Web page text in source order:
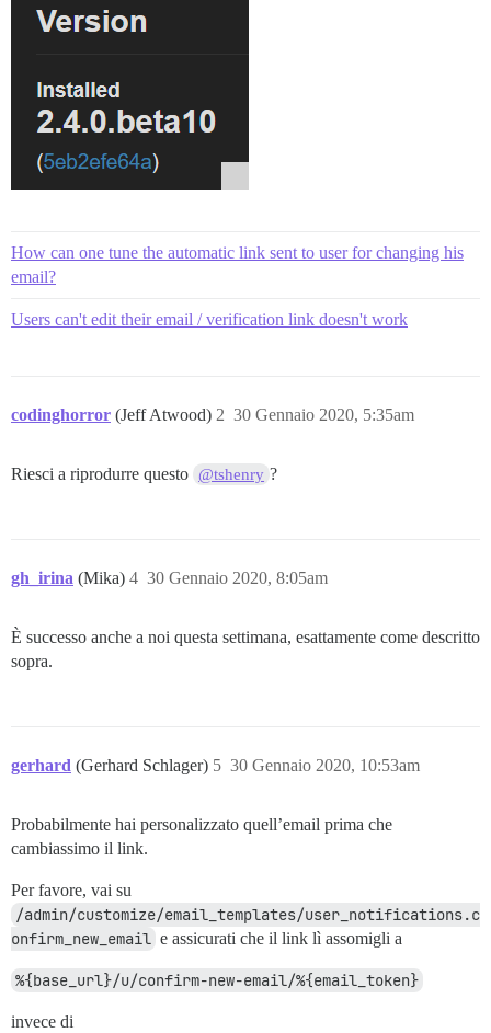
How can one tune the automatic link sent to user for changing his
email?
Users can't edit their email / verification link doesn't work
codinghorror (Jeff Atwood) 30 Gennaio 2020, 5:35am
2
Riesci a riprodurre questo @tshenry ?
gh_irina (Mika) 30 Gennaio 2020, 8:05am
4
È successo anche a noi questa settimana, esattamente come descritto
sopra.
gerhard (Gerhard Schlager) 30 Gennaio 2020, 10:53am
5
Probabilmente hai personalizzato quell’email prima che
cambiassimo il link.
Per favore, vai su
/admin/customize/email_templates/user_notifications.c
onfirm_new_email e assicurati che il link lì assomigli a
%{base_url}/u/confirm-new-email/%{email_token}
invece di